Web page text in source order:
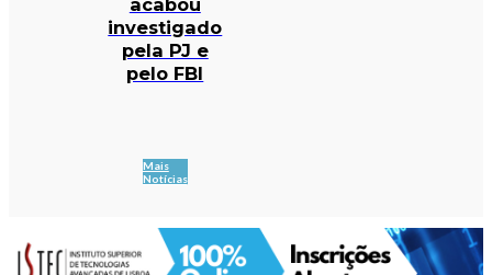
investigado
pela PJ e
pelo FBI
Mais
Notícias